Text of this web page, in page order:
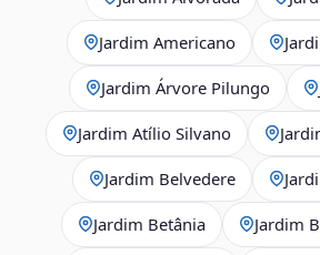
Jardim Americano
Jardim Árvore Pilungo
Jardim Atílio Silvano
Jardim Belvedere
Jardim Betânia Jardim